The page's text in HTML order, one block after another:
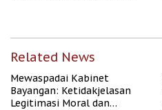
Related News
Mewaspadai Kabinet
Bayangan: Ketidakjelasan
Legitimasi Moral dan